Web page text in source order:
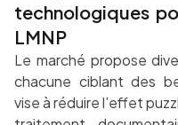
technologiques
LMNP
Le marché propose
chacune ciblant des
vise à réduire l’effet